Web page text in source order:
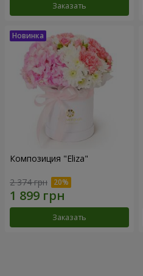
Заказать
Композиция "Eliza"
2 374 грн
Заказать